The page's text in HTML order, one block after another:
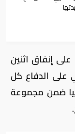
إنفاق اثنين
على الدفاع كل
وإسبانيا ضمن مجموعة